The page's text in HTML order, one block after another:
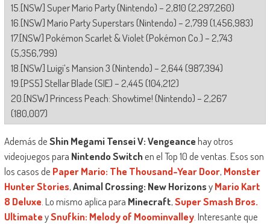
15.[NSW] Super Mario Party (Nintendo) – 2,810 (2,297,260)
16.[NSW] Mario Party Superstars (Nintendo) – 2,799 (1,456,983)
17.[NSW] Pokémon Scarlet & Violet (Pokémon Co.) – 2,743
(5,356,799)
18.[NSW] Luigi’s Mansion 3 (Nintendo) – 2,644 (987,394)
19.[PS5] Stellar Blade (SIE) – 2,445 (104,212)
20.[NSW] Princess Peach: Showtime! (Nintendo) – 2,267
(180,007)
Además deShin Megami Tensei V: Vengeancehay otros
videojuegos para Nintendo Switchen el Top 10 de ventas. Esos son
los casos de Paper Mario: The Thousand-Year Door, Monster
Hunter Stories,Animal Crossing: New HorizonsyMario Kart
8 Deluxe. Lo mismo aplica para Minecraft,Super Smash Bros.
UltimateySnufkin: Melody of Moominvalley. Interesante que